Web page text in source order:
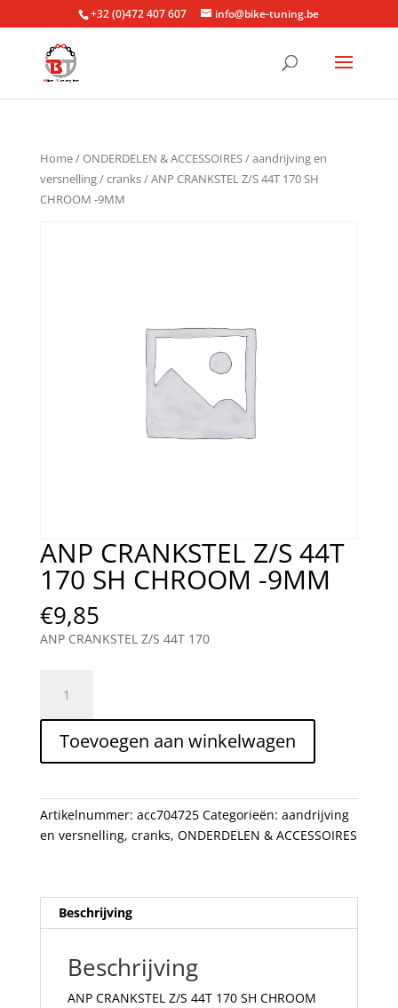
+32 (0)472 407 607 info@bike-tuning.be
Home/ONDERDELEN & ACCESSOIRES/aandrijving en
versnelling/cranks/ ANP CRANKSTEL Z/S 44T 170 SH
CHROOM -9MM
ANP CRANKSTEL Z/S 44T
170 SH CHROOM -9MM
€9,85
ANP CRANKSTEL Z/S 44T 170
CRANKSTEL
Z/S
44T
170
CHROOM
-9MM
aantal
Toevoegen aan winkelwagen
Artikelnummer: acc704725 Categorieën: aandrijving
en versnelling, cranks, ONDERDELEN & ACCESSOIRES
Beschrijving
Beschrijving
ANP CRANKSTEL Z/S 44T 170 SH CHROOM